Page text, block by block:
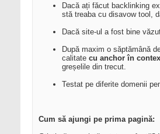
Dacă ați făcut backlinking
stă treaba cu disavow tool,
Dacă site-ul a fost bine
După maxim o săptămână
calitate cu anchor în
greșelile din trecut.
Testat pe diferite domenii
Cum să ajungi pe prima pagină: